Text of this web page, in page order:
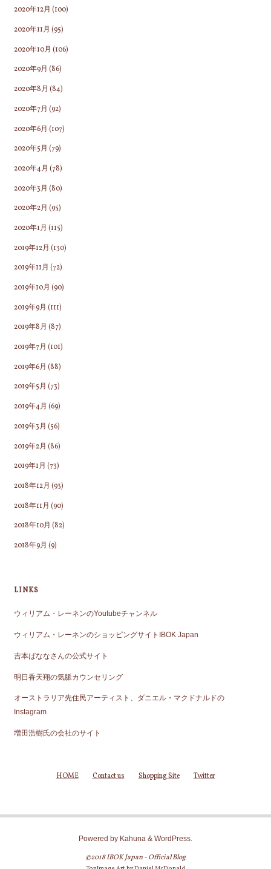
2020年12月 (100)
2020年11月 (95)
2020年10月 (106)
2020年9月 (86)
2020年8月 (84)
2020年7月 (92)
2020年6月 (107)
2020年5月 (79)
2020年4月 (78)
2020年3月 (80)
2020年2月 (95)
2020年1月 (115)
2019年12月 (130)
2019年11月 (72)
2019年10月 (90)
2019年9月 (111)
2019年8月 (87)
2019年7月 (101)
2019年6月 (88)
2019年5月 (73)
2019年4月 (69)
2019年3月 (56)
2019年2月 (86)
2019年1月 (73)
2018年12月 (93)
2018年11月 (90)
2018年10月 (82)
2018年9月 (9)
LINKS
ウィリアム・レーネンのYoutubeチャンネル
ウィリアム・レーネンのショッピングサイトIBOK Japan
吉本ばななさんの公式サイト
明日香天翔の気脈カウンセリング
オーストラリア先住民アーティスト、ダニエル・マクドナルドの
Instagram
増田浩樹氏の会社のサイト
HOME Contact us Shopping Site Twitter
Powered by Kahuna & WordPress
©2018 IBOK Japan - Official Blog